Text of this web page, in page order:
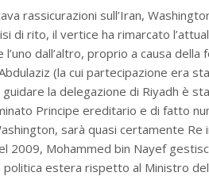
rassicurazioni sull’Iran,
di rito, il vertice ha rimarcato
dall’altro, proprio a causa
(la cui partecipazione era
guidare la delegazione di Riyadh è
Principe ereditario e di fatto
sarà quasi certamente Re
2009, Mohammed bin Nayef
estera rispetto al Ministro